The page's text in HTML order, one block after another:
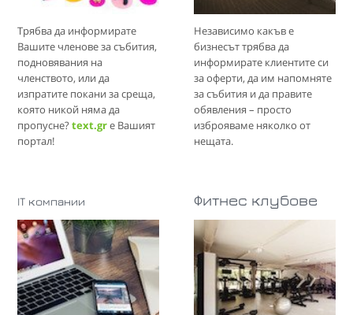
Трябва да информирате
Вашите членове за събития,
подновявания на
членството, или да
изпратите покани за среща,
която никой няма да
пропусне?text.grе Вашият
портал!
Независимо какъв е
бизнесът трябва да
информирате клиентите си
за оферти, да им напомняте
за събития и да правите
обявления – просто
изброяваме няколко от
нещата.
IT компании Фитнес клубове